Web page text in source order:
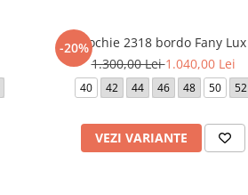
-20%Rochie 2318 bordo Fany Lux
1.300,00 Lei1.040,00 Lei
40 42 44 46 48 50 52
VEZI VARIANTE